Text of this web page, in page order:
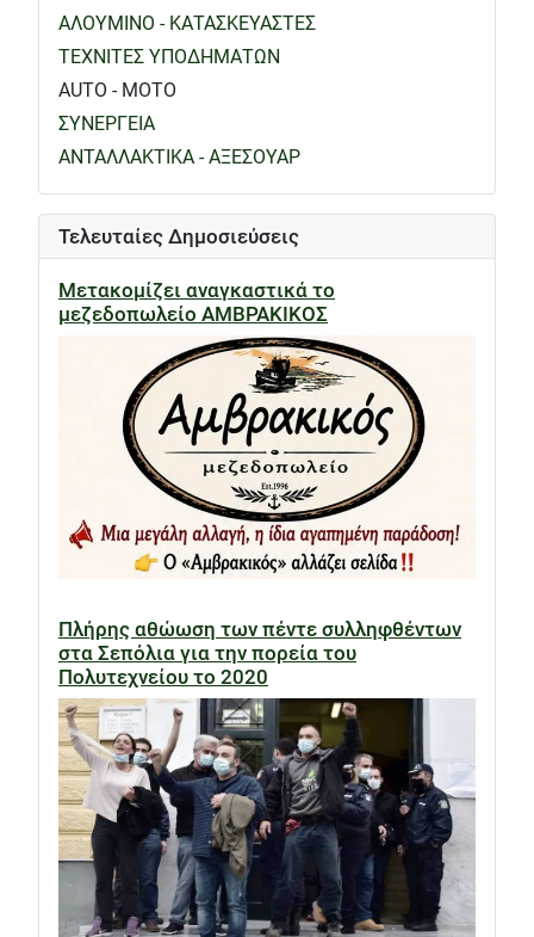
ΑΛΟΥΜΙΝΟ - ΚΑΤΑΣΚΕΥΑΣΤΕΣ
ΤΕΧΝΙΤΕΣ ΥΠΟΔΗΜΑΤΩΝ
AUTO - MOTO
ΣΥΝΕΡΓΕΙΑ
ΑΝΤΑΛΛΑΚΤΙΚΑ - ΑΞΕΣΟΥΑΡ
Τελευταίες Δημοσιεύσεις
Μετακομίζει αναγκαστικά το
μεζεδοπωλείο ΑΜΒΡΑΚΙΚΟΣ
Πλήρης αθώωση των πέντε συλληφθέντων
στα Σεπόλια για την πορεία του
Πολυτεχνείου το 2020